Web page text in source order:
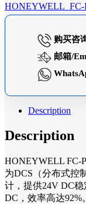
HONEYWELL FC-
购买咨
邮箱/
Description
Description
HONEYWELL FC-
为DCS（分布式控
计，提供24V DC稳
DC，效率高达